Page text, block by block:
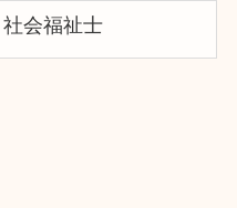
社会福祉士